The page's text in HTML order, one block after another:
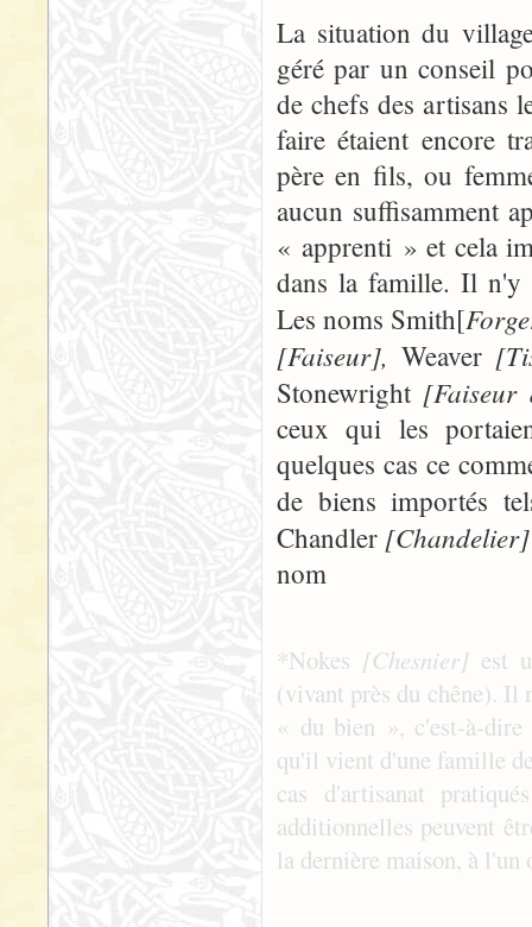
La situation du
géré par un conseil
de chefs des artisans
faire étaient encore
père en fils, ou
aucun suffisamment
« apprenti » et cela
dans la famille. Il n'y
Les noms Smith[
[Faiseur],Weaver
Stonewright[Faiseur
ceux qui les
quelques cas ce
de biens importés
Chandler
nom
*Nokes [Chesnier] est
(vivant près du chêne).
« du bien », c'est-à-dire
qu'il vient d'une famille
cas d'artisanat
additionnelles peuvent
la dernière maison, à